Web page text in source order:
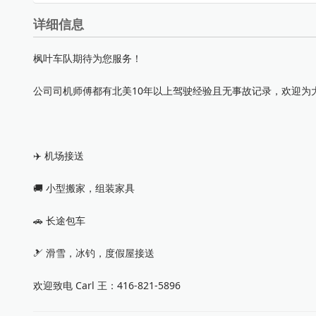
详细信息
枫叶车队期待为您服务！
公司司机师傅都有北美10年以上驾驶经验且无事故记录，欢迎为
✈️ 机场接送
🚚 小型搬家，组装家具
🚗 长途包车
🎿 滑雪，冰钓，度假屋接送
欢迎致电 Carl 王：416-821-5896